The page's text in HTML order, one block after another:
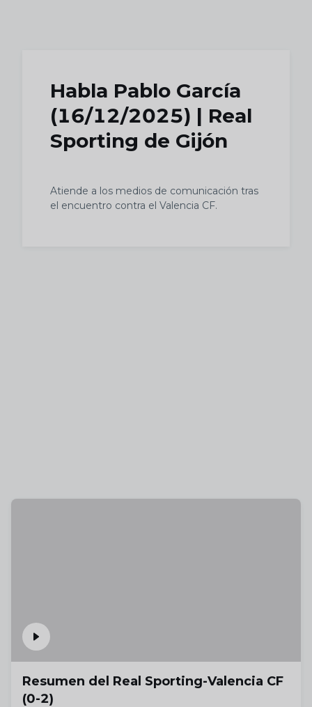
Habla Pablo García
(16/12/2025) | Real
Sporting de Gijón
Atiende a los medios de comunicación tras
el encuentro contra el Valencia CF.
Resumen del Real Sporting-Valencia CF
(0-2)